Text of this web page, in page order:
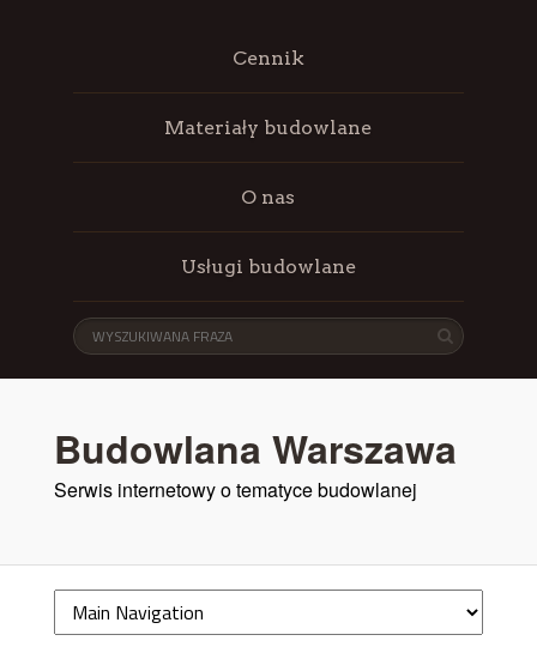
Cennik
Materiały budowlane
O nas
Usługi budowlane
Budowlana Warszawa
Serwis internetowy o tematyce budowlanej